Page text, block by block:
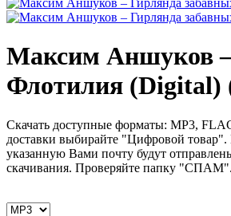
Максим Аншуков
Флотилия (Digital)
Скачать доступные форматы: MP3,
доставки выбирайте "Цифровой товар".
указанную Вами почту будут
скачивания. Проверяйте папку "СПАМ".